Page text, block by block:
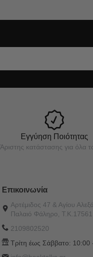
Εγγύηση Ποιότητας
Άριστης κατάστασης για όλα
Επικοινωνία
Αρτέμιδος 47 & Αγίου
Παλαιό Φάληρο, Τ.Κ.17561
2109802520
Τρίτη έως Σάββατο: 10:00